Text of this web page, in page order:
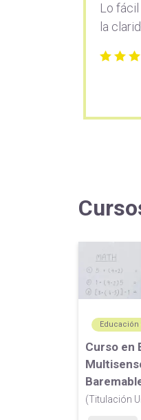
Lo
la
Curso en
(Titulación